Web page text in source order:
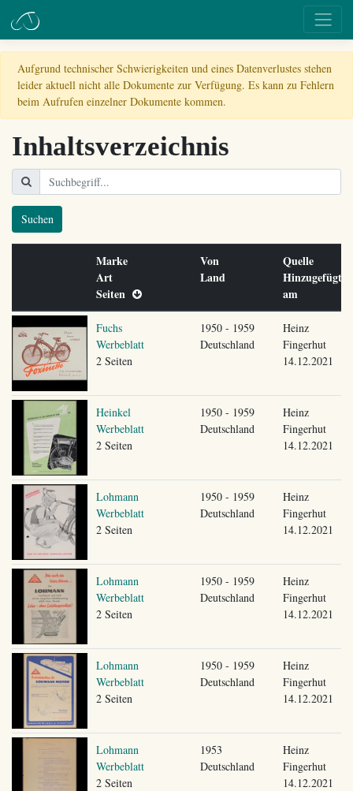
Aufgrund technischer Schwierigkeiten und eines Datenverlustes stehen
leider aktuell nicht alle Dokumente zur Verfügung. Es kann zu Fehlern
beim Aufrufen einzelner Dokumente kommen.
Inhaltsverzeichnis
Suchen
Marke
Art
Seiten
Von
Land
Quelle
Hinzugefügt
am
Fuchs
Werbeblatt
2 Seiten
1950 - 1959
Deutschland
Heinz
Fingerhut
14.12.2021
Heinkel
Werbeblatt
2 Seiten
1950 - 1959
Deutschland
Heinz
Fingerhut
14.12.2021
Lohmann
Werbeblatt
2 Seiten
1950 - 1959
Deutschland
Heinz
Fingerhut
14.12.2021
Lohmann
Werbeblatt
2 Seiten
1950 - 1959
Deutschland
Heinz
Fingerhut
14.12.2021
Lohmann
Werbeblatt
2 Seiten
1950 - 1959
Deutschland
Heinz
Fingerhut
14.12.2021
Lohmann
Werbeblatt
2 Seiten
1953
Deutschland
Heinz
Fingerhut
14.12.2021